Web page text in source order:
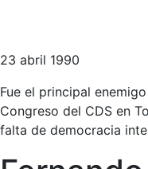
23 abril 1990
Fue el principal
Congreso del CDS en
falta de democracia